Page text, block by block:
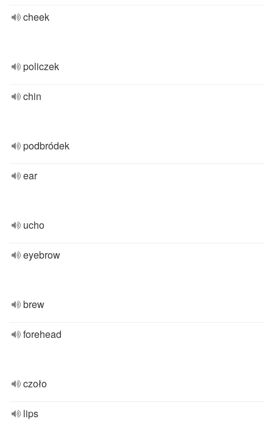
cheek
policzek
chin
podbródek
ear
ucho
eyebrow
brew
forehead
czoło
lips